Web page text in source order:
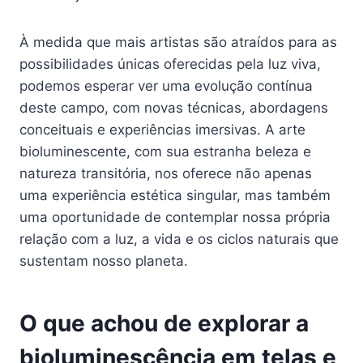
À medida que mais artistas são atraídos para as
possibilidades únicas oferecidas pela luz viva,
podemos esperar ver uma evolução contínua
deste campo, com novas técnicas, abordagens
conceituais e experiências imersivas. A arte
bioluminescente, com sua estranha beleza e
natureza transitória, nos oferece não apenas
uma experiência estética singular, mas também
uma oportunidade de contemplar nossa própria
relação com a luz, a vida e os ciclos naturais que
sustentam nosso planeta.
O que achou de explorar a
bioluminescência em telas e